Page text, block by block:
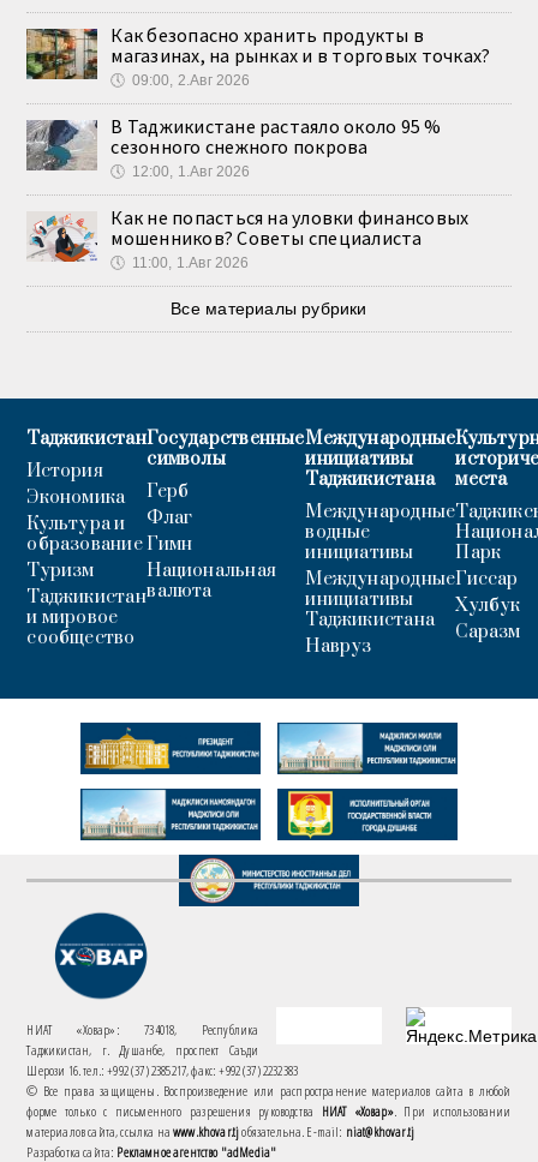
Как безопасно хранить продукты в
магазинах, на рынках и в торговых точках?
🕔 09:00, 2.Авг 2026
В Таджикистане растаяло около 95 %
сезонного снежного покрова
🕔 12:00, 1.Авг 2026
Как не попасться на уловки финансовых
мошенников? Советы специалиста
🕔 11:00, 1.Авг 2026
Все материалы рубрики
Таджикистан
История
Экономика
Культура и
образование
Туризм
Таджикистан
и мировое
сообщество
Государственные
символы
Герб
Флаг
Гимн
Национальная
валюта
Международные
инициативы
Таджикистана
Международные
водные
инициативы
Международные
инициативы
Таджикистана
Навруз
места
Парк
Гиссар
Хулбук
Саразм
НИАТ «Ховар»: 734018, Республика
Таджикистан, г. Душанбе, проспект Саъди
Шерози 16. тел.: +992 (37) 2385217, факс: +992 (37) 2232383
© Все права защищены. Воспроизведение или распространение материалов сайта в любой
форме только с письменного разрешения руководства НИАТ «Ховар». При использовании
материалов сайта, ссылка наwww.khovar.tjобязательна. E-mail: niat@khovar.tj
Разработка сайта: Рекламное агентство "adMedia"